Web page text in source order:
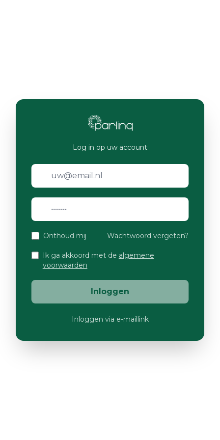
Log in op uw account
Onthoud mij Wachtwoord vergeten?
Ik ga akkoord met de algemene
voorwaarden
Inloggen
Inloggen via e-maillink